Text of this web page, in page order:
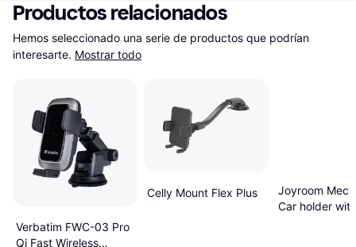
Productos relacionados
Hemos seleccionado una serie de productos que podrían
interesarte. Mostrar todo
Verbatim FWC-03 Pro
Qi Fast Wireless
Celly Mount Flex Plus
Joyroom
Car holder